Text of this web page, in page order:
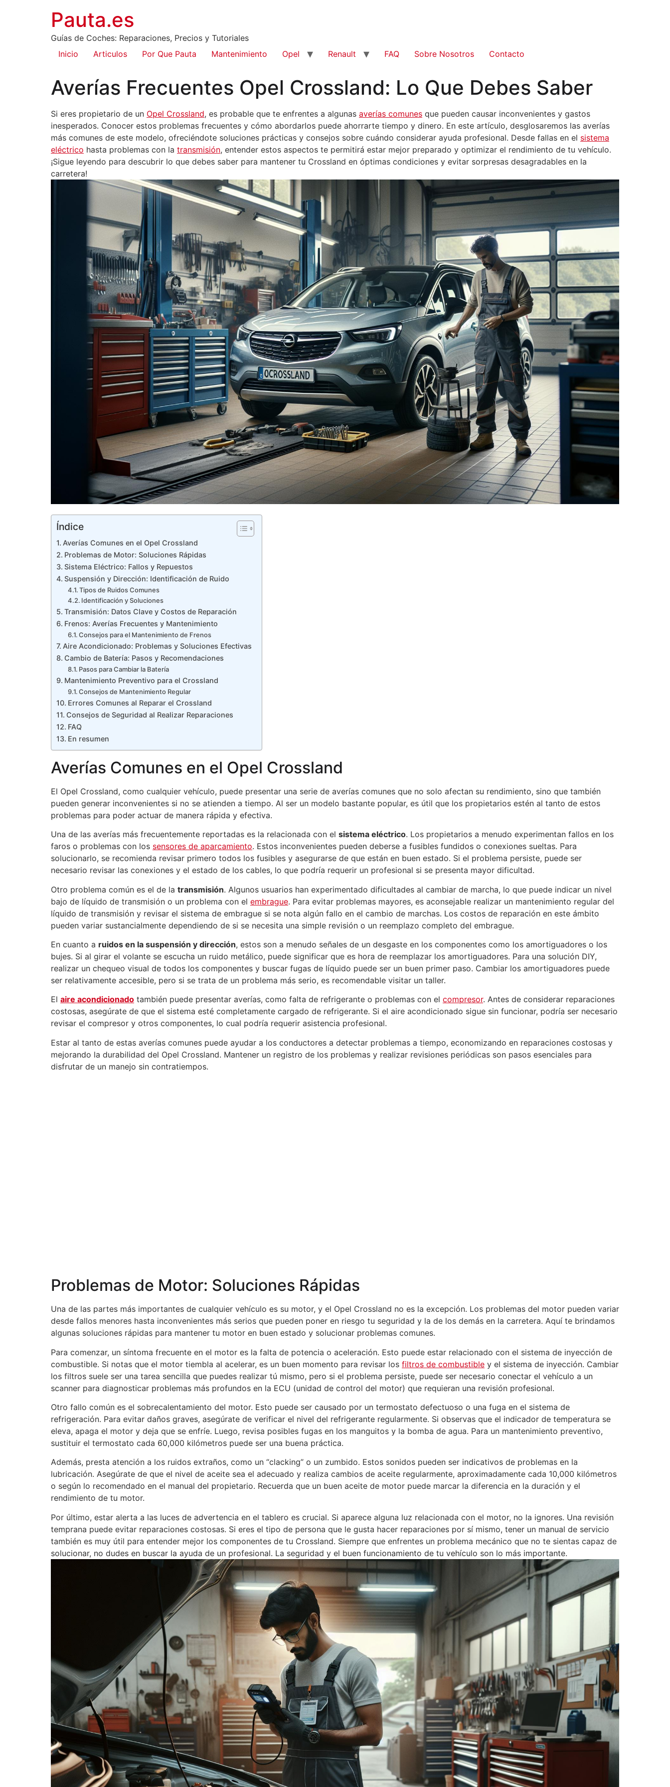
Pauta.es
Guías de Coches: Reparaciones, Precios y Tutoriales
Inicio
Articulos Por Que Pauta Mantenimiento Opel Renault FAQ Sobre Nosotros Contacto
Averías Frecuentes Opel Crossland: Lo Que Debes Saber
Si eres propietario de un Opel Crossland, es probable que te enfrentes a algunas averías comunes que pueden causar inconvenientes y gastos
inesperados. Conocer estos problemas frecuentes y cómo abordarlos puede ahorrarte tiempo y dinero. En este artículo, desglosaremos las averías
más comunes de este modelo, ofreciéndote soluciones prácticas y consejos sobre cuándo considerar ayuda profesional. Desde fallas en el sistema
eléctrico hasta problemas con la transmisión, entender estos aspectos te permitirá estar mejor preparado y optimizar el rendimiento de tu vehículo.
¡Sigue leyendo para descubrir lo que debes saber para mantener tu Crossland en óptimas condiciones y evitar sorpresas desagradables en la
carretera!
Índice
Averías Comunes en el Opel Crossland
Problemas de Motor: Soluciones Rápidas
Sistema Eléctrico: Fallos y Repuestos
Suspensión y Dirección: Identificación de Ruido
Tipos de Ruidos Comunes
Identificación y Soluciones
Transmisión: Datos Clave y Costos de Reparación
Frenos: Averías Frecuentes y Mantenimiento
Consejos para el Mantenimiento de Frenos
Aire Acondicionado: Problemas y Soluciones Efectivas
Cambio de Batería: Pasos y Recomendaciones
Pasos para Cambiar la Batería
Mantenimiento Preventivo para el Crossland
Consejos de Mantenimiento Regular
Errores Comunes al Reparar el Crossland
Consejos de Seguridad al Realizar Reparaciones
FAQ
En resumen
Averías Comunes en el Opel Crossland
El Opel Crossland, como cualquier vehículo, puede presentar una serie de averías comunes que no solo afectan su rendimiento, sino que también
pueden generar inconvenientes si no se atienden a tiempo. Al ser un modelo bastante popular, es útil que los propietarios estén al tanto de estos
problemas para poder actuar de manera rápida y efectiva.
Una de las averías más frecuentemente reportadas es la relacionada con el sistema eléctrico. Los propietarios a menudo experimentan fallos en los
faros o problemas con los sensores de aparcamiento. Estos inconvenientes pueden deberse a fusibles fundidos o conexiones sueltas. Para
solucionarlo, se recomienda revisar primero todos los fusibles y asegurarse de que están en buen estado. Si el problema persiste, puede ser
necesario revisar las conexiones y el estado de los cables, lo que podría requerir un profesional si se presenta mayor dificultad.
Otro problema común es el de la transmisión. Algunos usuarios han experimentado dificultades al cambiar de marcha, lo que puede indicar un nivel
bajo de líquido de transmisión o un problema con el embrague. Para evitar problemas mayores, es aconsejable realizar un mantenimiento regular del
líquido de transmisión y revisar el sistema de embrague si se nota algún fallo en el cambio de marchas. Los costos de reparación en este ámbito
pueden variar sustancialmente dependiendo de si se necesita una simple revisión o un reemplazo completo del embrague.
En cuanto a ruidos en la suspensión y dirección, estos son a menudo señales de un desgaste en los componentes como los amortiguadores o los
bujes. Si al girar el volante se escucha un ruido metálico, puede significar que es hora de reemplazar los amortiguadores. Para una solución DIY,
realizar un chequeo visual de todos los componentes y buscar fugas de líquido puede ser un buen primer paso. Cambiar los amortiguadores puede
ser relativamente accesible, pero si se trata de un problema más serio, es recomendable visitar un taller.
El aire acondicionado también puede presentar averías, como falta de refrigerante o problemas con el compresor. Antes de considerar reparaciones
costosas, asegúrate de que el sistema esté completamente cargado de refrigerante. Si el aire acondicionado sigue sin funcionar, podría ser necesario
revisar el compresor y otros componentes, lo cual podría requerir asistencia profesional.
Estar al tanto de estas averías comunes puede ayudar a los conductores a detectar problemas a tiempo, economizando en reparaciones costosas y
mejorando la durabilidad del Opel Crossland. Mantener un registro de los problemas y realizar revisiones periódicas son pasos esenciales para
disfrutar de un manejo sin contratiempos.
Problemas de Motor: Soluciones Rápidas
Una de las partes más importantes de cualquier vehículo es su motor, y el Opel Crossland no es la excepción. Los problemas del motor pueden variar
desde fallos menores hasta inconvenientes más serios que pueden poner en riesgo tu seguridad y la de los demás en la carretera. Aquí te brindamos
algunas soluciones rápidas para mantener tu motor en buen estado y solucionar problemas comunes.
Para comenzar, un síntoma frecuente en el motor es la falta de potencia o aceleración. Esto puede estar relacionado con el sistema de inyección de
combustible. Si notas que el motor tiembla al acelerar, es un buen momento para revisar los filtros de combustible y el sistema de inyección. Cambiar
los filtros suele ser una tarea sencilla que puedes realizar tú mismo, pero si el problema persiste, puede ser necesario conectar el vehículo a un
scanner para diagnosticar problemas más profundos en la ECU (unidad de control del motor) que requieran una revisión profesional.
Otro fallo común es el sobrecalentamiento del motor. Esto puede ser causado por un termostato defectuoso o una fuga en el sistema de
refrigeración. Para evitar daños graves, asegúrate de verificar el nivel del refrigerante regularmente. Si observas que el indicador de temperatura se
eleva, apaga el motor y deja que se enfríe. Luego, revisa posibles fugas en los manguitos y la bomba de agua. Para un mantenimiento preventivo,
sustituir el termostato cada 60,000 kilómetros puede ser una buena práctica.
Además, presta atención a los ruidos extraños, como un “clacking” o un zumbido. Estos sonidos pueden ser indicativos de problemas en la
lubricación. Asegúrate de que el nivel de aceite sea el adecuado y realiza cambios de aceite regularmente, aproximadamente cada 10,000 kilómetros
o según lo recomendado en el manual del propietario. Recuerda que un buen aceite de motor puede marcar la diferencia en la duración y el
rendimiento de tu motor.
Por último, estar alerta a las luces de advertencia en el tablero es crucial. Si aparece alguna luz relacionada con el motor, no la ignores. Una revisión
temprana puede evitar reparaciones costosas. Si eres el tipo de persona que le gusta hacer reparaciones por sí mismo, tener un manual de servicio
también es muy útil para entender mejor los componentes de tu Crossland. Siempre que enfrentes un problema mecánico que no te sientas capaz de
solucionar, no dudes en buscar la ayuda de un profesional. La seguridad y el buen funcionamiento de tu vehículo son lo más importante.